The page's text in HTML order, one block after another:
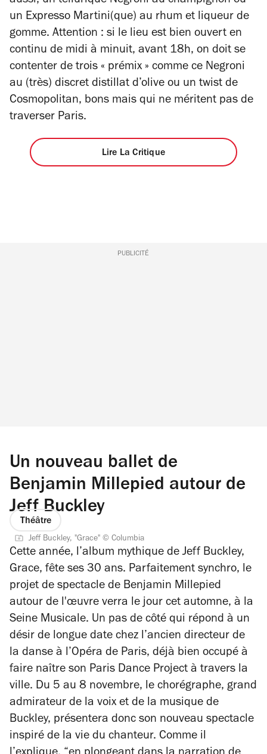
un Expresso Martini(que) au rhum et liqueur de
gomme. Attention : si le lieu est bien ouvert en
continu de midi à minuit, avant 18h, on doit se
contenter de trois « prémix » comme ce Negroni
au (très) discret distillat d’olive ou un twist de
Cosmopolitan, bons mais qui ne méritent pas de
traverser Paris.
Lire La Critique
PUBLICITÉ
Un nouveau ballet de
Benjamin Millepied autour de
Jeff Buckley
Théâtre
Jeff Buckley, "Grace" © Columbia
Cette année, l’album mythique de Jeff Buckley,
Grace, fête ses 30 ans. Parfaitement synchro, le
projet de spectacle de Benjamin Millepied
autour de l'œuvre verra le jour cet automne, à la
Seine Musicale. Un pas de côté qui répond à un
désir de longue date chez l’ancien directeur de
la danse à l’Opéra de Paris, déjà bien occupé à
faire naître son Paris Dance Project à travers la
ville. Du 5 au 8 novembre, le chorégraphe, grand
admirateur de la voix et de la musique de
Buckley, présentera donc son nouveau spectacle
inspiré de la vie du chanteur. Comme il